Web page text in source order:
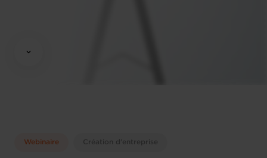
Webinaire Création d'entreprise